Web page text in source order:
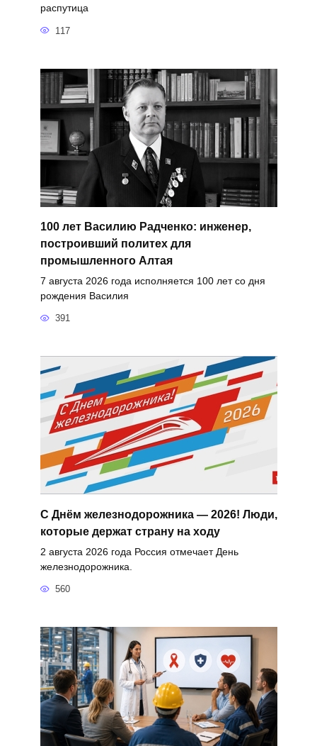
распутица
117
100 лет Василию Радченко: инженер,
построивший политех для
промышленного Алтая
7 августа 2026 года исполняется 100 лет со дня
рождения Василия
391
С Днём железнодорожника — 2026! Люди,
которые держат страну на ходу
2 августа 2026 года Россия отмечает День
железнодорожника.
560